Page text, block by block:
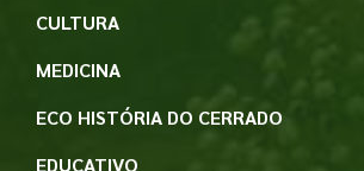
CULTURA
MEDICINA
ECO HISTÓRIA DO CERRADO
EDUCATIVO